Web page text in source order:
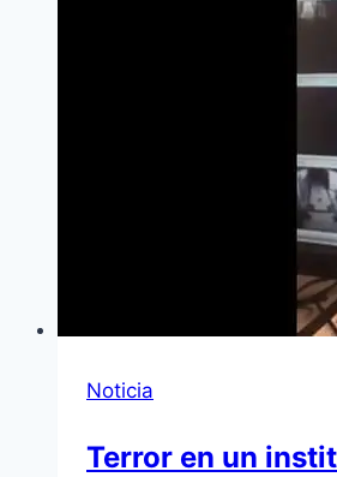
Noticia
Terror en un